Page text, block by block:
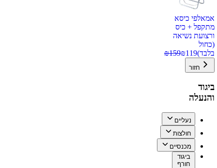
אמאלפי כיסא
מתקפל + כיס
ורצועת נשיאה
(כחול
בלבד)
₪119
₪159
חזור
ביגוד
והנעלה
נעליים
חולצות
מכנסיים
ביגוד
חורף